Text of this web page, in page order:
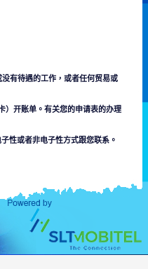
有待遇的工作，或者任何贸易或
）开账单。有关您的申请表的办理
性或者非电子性方式跟您联系。
断有关以上的事。本部排斥因本部
律允许范围内损失或损毁责任。